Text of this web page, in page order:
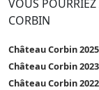
VOUS
CORBIN
Château Corbin 2025
Château Corbin 2023
Château Corbin